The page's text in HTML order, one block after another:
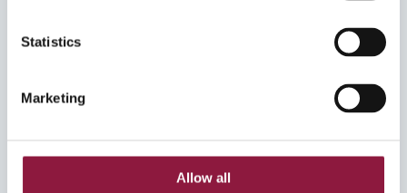
Statistics
Marketing
Allow all
Nils Jakobsonsgatan 5G,
(+46) 31 80 93 80
Årstaängsvägen 21b , 3 tr.
Göteborg Karlstad
Östra Torggatan 2